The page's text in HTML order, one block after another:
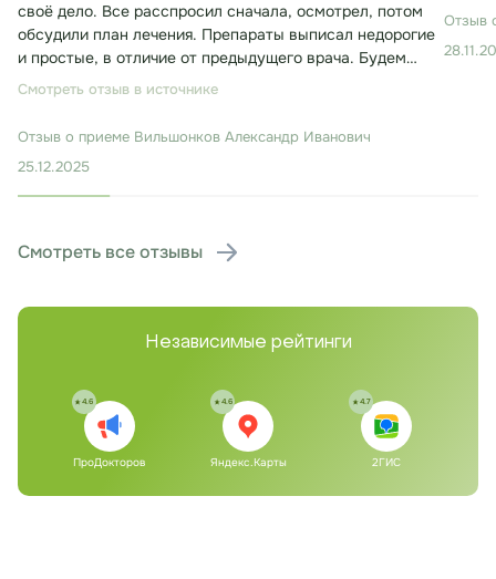
своё дело. Все расспросил сначала, осмотрел, потом
обсудили план лечения. Препараты выписал недорогие
и простые, в отличие от предыдущего врача. Будем
лечиться. Консультация заняла около 30 минут.
Смотреть отзыв в источнике
Отзыв о приеме Вильшонков Александр Иванович
25.12.2025
Отзыв
Смотреть все отзывы
Независимые рейтинги
4.6
ПроДокторов
4.6
Яндекс.Карты
4.7
2ГИС